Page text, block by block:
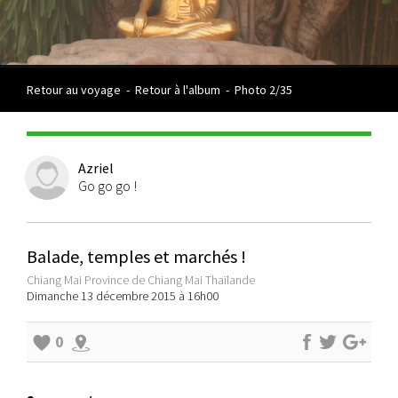
Retour au voyage - Retour à l'album - Photo 2/35
Azriel
Go go go !
Balade, temples et marchés !
Chiang Mai Province de Chiang Mai Thaïlande
Dimanche 13 décembre 2015 à 16h00
0